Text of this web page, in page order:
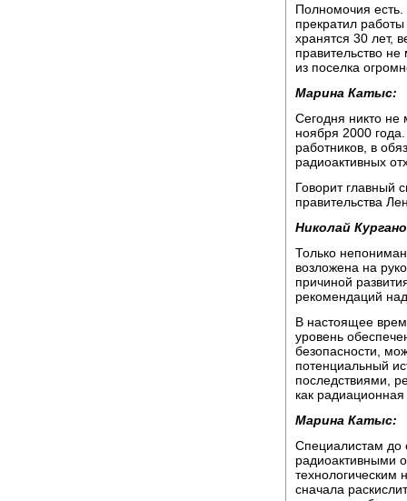
Полномочия есть.
прекратил
хранятся 30 лет,
правительство
из поселка
Марина Катыс:
Сегодня никто не
ноября 2000
работников, в
радиоактивных
Говорит главный
правительства
Николай
Только
возложена на
причиной
рекомендаций
В настоящее
уровень
безопасности,
потенциальный
последствиями,
как
Марина Катыс:
Специалистам до
радиоактивными
технологическим
сначала